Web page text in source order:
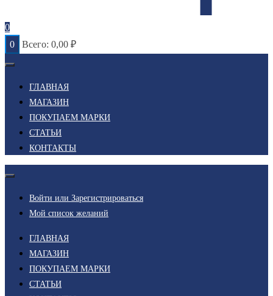
0
0
Всего: 0,00 ₽
ГЛАВНАЯ
МАГАЗИН
ПОКУПАЕМ МАРКИ
СТАТЬИ
КОНТАКТЫ
Войти или Зарегистрироваться
Мой список желаний
ГЛАВНАЯ
МАГАЗИН
ПОКУПАЕМ МАРКИ
СТАТЬИ